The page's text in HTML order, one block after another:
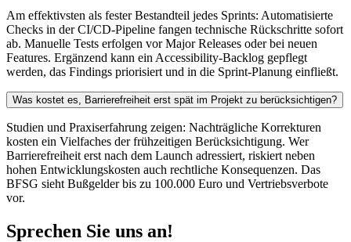
Am effektivsten als fester Bestandteil jedes Sprints: Automatisierte
Checks in der CI/CD-Pipeline fangen technische Rückschritte sofort
ab. Manuelle Tests erfolgen vor Major Releases oder bei neuen
Features. Ergänzend kann ein Accessibility-Backlog gepflegt
werden, das Findings priorisiert und in die Sprint-Planung einfließt.
Was kostet es, Barrierefreiheit erst spät im Projekt zu berücksichtigen?
Studien und Praxiserfahrung zeigen: Nachträgliche Korrekturen
kosten ein Vielfaches der frühzeitigen Berücksichtigung. Wer
Barrierefreiheit erst nach dem Launch adressiert, riskiert neben
hohen Entwicklungskosten auch rechtliche Konsequenzen. Das
BFSG sieht Bußgelder bis zu 100.000 Euro und Vertriebsverbote
vor.
Sprechen Sie uns an!